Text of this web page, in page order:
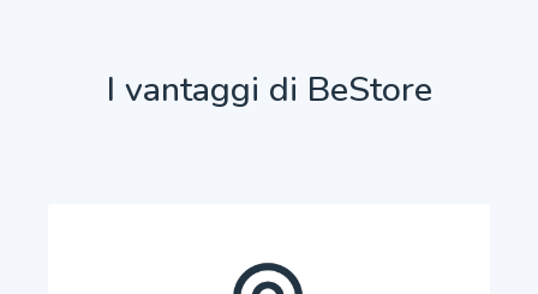
I vantaggi di BeStore